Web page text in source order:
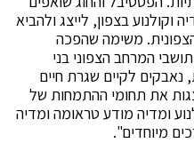
בצפון, לייצג ולהביא
משימה שהפכה
המרחב הצפוני בני
נאבקים לקיים שגרת חיים
את תחומי ההתמחות של
ומדיה מודע טראומה ומדיה
מיוחדים".